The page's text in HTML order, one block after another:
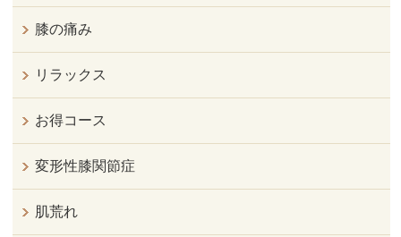
膝の痛み
リラックス
お得コース
変形性膝関節症
肌荒れ